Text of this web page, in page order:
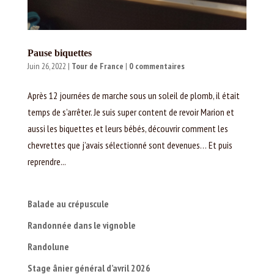
Pause biquettes
Juin 26, 2022 | Tour de France | 0 commentaires
Après 12 journées de marche sous un soleil de plomb, il était
temps de s’arrêter. Je suis super content de revoir Marion et
aussi les biquettes et leurs bébés, découvrir comment les
chevrettes que j’avais sélectionné sont devenues… Et puis
reprendre...
Balade au crépuscule
Randonnée dans le vignoble
Randolune
Stage ânier général d’avril 2026